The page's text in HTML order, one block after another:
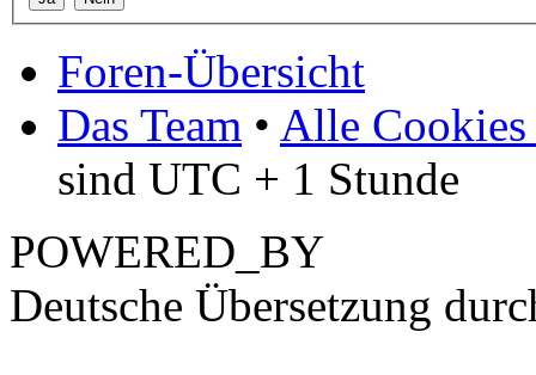
Foren-Übersicht
Das Team • Alle Cookies
sind UTC + 1 Stunde
POWERED_BY
Deutsche Übersetzung